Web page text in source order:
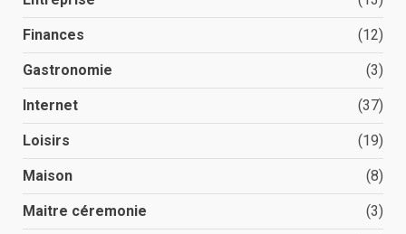
Finances (12)
Gastronomie (3)
Internet (37)
Loisirs (19)
Maison (8)
Maitre céremonie (3)